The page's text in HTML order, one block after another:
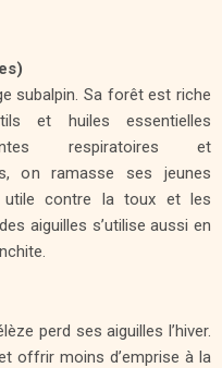
subalpin. Sa forêt est riche
et huiles essentielles
respiratoires et
on ramasse ses jeunes
contre la toux et les
aiguilles s’utilise aussi en
perd ses aiguilles l’hiver.
offrir moins d’emprise à la